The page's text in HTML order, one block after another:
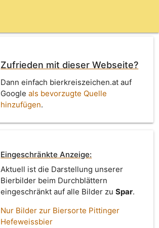
Zufrieden mit dieser Webseite?
Dann einfach bierkreiszeichen.at auf
Googleals bevorzugte Quelle
hinzufügen.
Eingeschränkte Anzeige:
Aktuell ist die Darstellung unserer
Bierbilder beim Durchblättern
eingeschränkt auf alle Bilder zuSpar.
Nur Bilder zur Biersorte Pittinger
Hefeweissbier